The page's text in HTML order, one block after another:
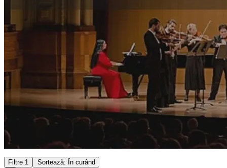
Filtre 1
Sortează: În curând